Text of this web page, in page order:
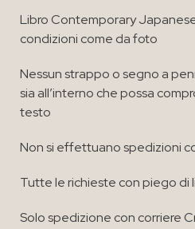
Libro Contemporary
condizioni come da foto
Nessun strappo o segno a
sia all’interno che possa
testo
Non si effettuano spedizioni
Tutte le richieste con piego di
Solo spedizione con corriere